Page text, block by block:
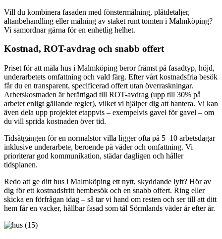
Vill du kombinera fasaden med fönstermålning, plåtdetaljer,
altanbehandling eller målning av staket runt tomten i Malmköping?
Vi samordnar gärna för en enhetlig helhet.
Kostnad, ROT-avdrag och snabb offert
Priset för att måla hus i Malmköping beror främst på fasadtyp, höjd,
underarbetets omfattning och vald färg. Efter vårt kostnadsfria besök
får du en transparent, specificerad offert utan överraskningar.
Arbetskostnaden är berättigad till ROT-avdrag (upp till 30% på
arbetet enligt gällande regler), vilket vi hjälper dig att hantera. Vi kan
även dela upp projektet etappvis – exempelvis gavel för gavel – om
du vill sprida kostnaden över tid.
Tidsåtgången för en normalstor villa ligger ofta på 5–10 arbetsdagar
inklusive underarbete, beroende på väder och omfattning. Vi
prioriterar god kommunikation, städar dagligen och håller
tidsplanen.
Redo att ge ditt hus i Malmköping ett nytt, skyddande lyft? Hör av
dig för ett kostnadsfritt hembesök och en snabb offert. Ring eller
skicka en förfrågan idag – så tar vi hand om resten och ser till att ditt
hem får en vacker, hållbar fasad som tål Sörmlands väder år efter år.